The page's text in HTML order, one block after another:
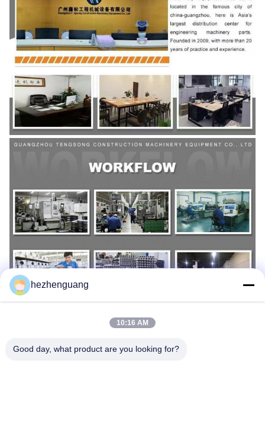
Στροβιλοσυμπιεστής Εκσκαφέων Του
hezhenguang
10:16 AM
Good day, what product are you looking for?